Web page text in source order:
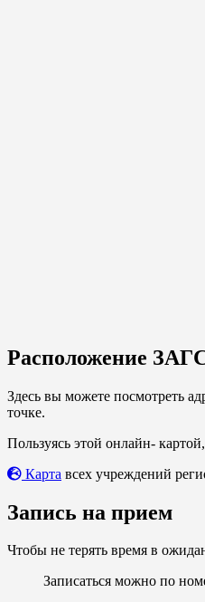
Расположение
Здесь вы можете посмотреть
точке.
Пользуясь этой онлайн-
Карта всех учреждений
Запись на прием
Чтобы не терять время в
Записаться можно по